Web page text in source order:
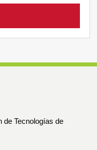
de Tecnologías de